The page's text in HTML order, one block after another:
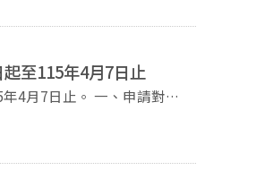
至115年4月7日止
。 一、申請對